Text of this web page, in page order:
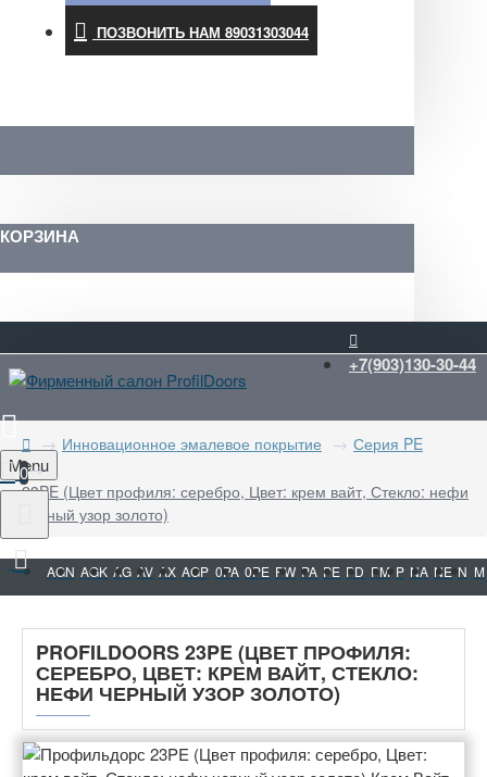
ПОЗВОНИТЬ НАМ 89031303044
КОРЗИНА
+7(903)130-30-44
Menu
0
Инновационное эмалевое покрытие Серия PE
23PE (Цвет профиля: серебро, Цвет: крем вайт, Стекло: нефи
черный узор золото)
AGN AGK AG AV AX AGP 0PA 0PE PW PA PE PD PM P NA NE N M
PROFILDOORS 23PE (ЦВЕТ ПРОФИЛЯ:
СЕРЕБРО, ЦВЕТ: КРЕМ ВАЙТ, СТЕКЛО:
НЕФИ ЧЕРНЫЙ УЗОР ЗОЛОТО)